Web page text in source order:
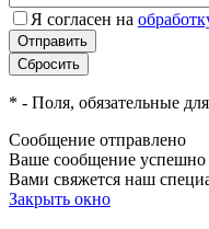
Я согласен на
* - Поля, обязательные
Сообщение отправлено
Ваше сообщение успешно
Вами свяжется наш
Закрыть окно